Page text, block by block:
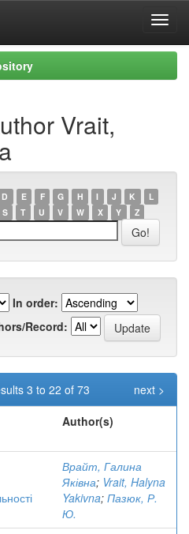
Vrait,
D E F G H I J K
L
S T U V W X Y Z
In order:
Record:
3 to 22 of 73
next >
Author(s)
Врайт, Галина
Яківна; Vrait, Halyna
Yakivna; Пазюк, Р.
Ю.